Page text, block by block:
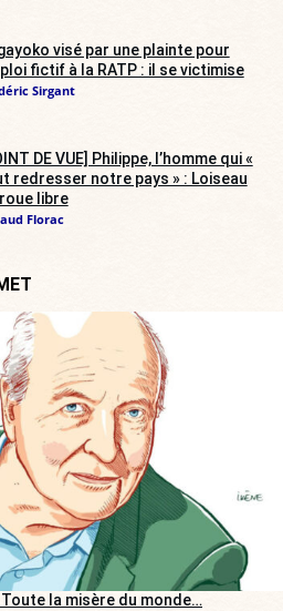
visé par une plainte pour
fictif à la RATP : il se victimise
Sirgant
DE VUE] Philippe, l’homme qui «
redresser notre pays » : Loiseau
libre
Florac
Toute la misère du monde…